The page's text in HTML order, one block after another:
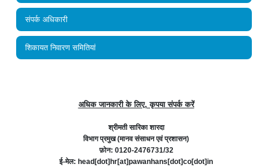
संपर्क अधिकारी
शिकायत निवारण समितियां
अधिक जानकारी के लिए, कृपया संपर्क करें
श्रीमती सारिका शारदा
विभाग प्रमुख (मानव संसाधन एवं प्रशासन)
फ़ोन: 0120-2476731/32
ई-मेल: head[dot]hr[at]pawanhans[dot]co[dot]in